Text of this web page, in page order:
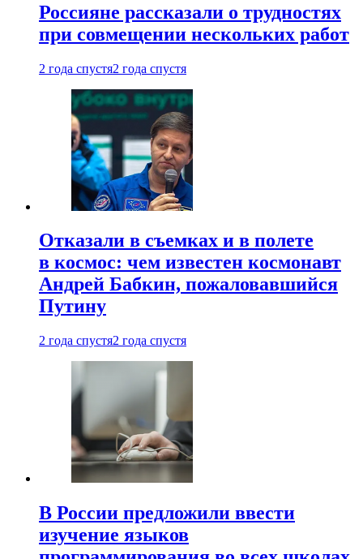
Россияне рассказали о трудностях
при совмещении нескольких работ
2 года спустя2 года спустя
Отказали в съемках и в полете
в космос: чем известен космонавт
Андрей Бабкин, пожаловавшийся
Путину
2 года спустя2 года спустя
В России предложили ввести
изучение языков